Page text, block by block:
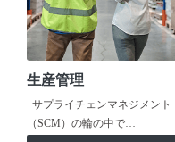
生産管理
サプライチェンマネジメント
（SCM）の輪の中で…